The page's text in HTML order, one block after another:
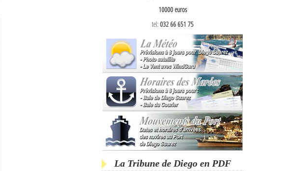
10000 euros
tel: 032 66 651 75
La Tribune de Diego en PDF